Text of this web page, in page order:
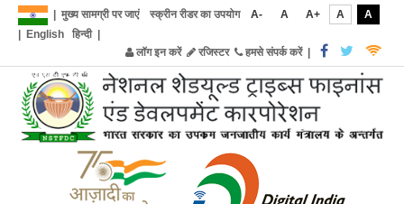
मुख्य सामग्री पर जाएं स्क्रीन रीडर का उपयोग A- A A+ A
A
English हिन्दी|
लॉग इन करें
रजिस्टर हमसे संपर्क करें|